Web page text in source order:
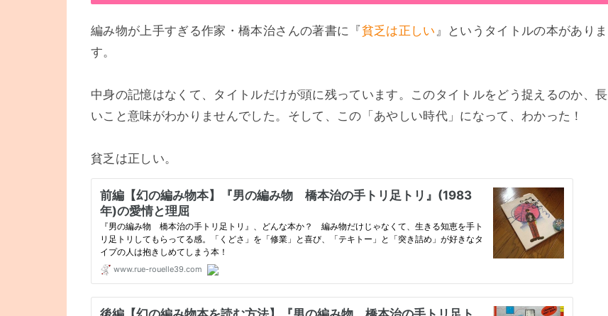
編み物が上手すぎる作家・橋本治さんの著書に『貧乏は正しい 』というタイトルの本がありま
す。
中身の記憶はなくて、タイトルだけが頭に残っています。このタイトルをどう捉えるのか、長
いこと意味がわかりませんでした。そして、この「あやしい時代」になって、わかった！
貧乏は正しい。